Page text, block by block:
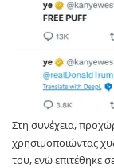
Στη συνέχεια,
χρησιμοποιώντας
του, ενώ επιτέθηκε